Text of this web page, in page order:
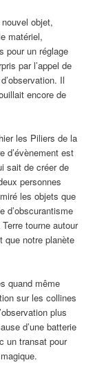
objet,
matériel,
pour un réglage
par l’appel de
Il
encore de
les Piliers de la
d’évènement est
sait de créer de
personnes
les objets que
d’obscurantisme
tourne autour
que notre planète
quand même
sur les collines
plus
d’une batterie
un transat pour